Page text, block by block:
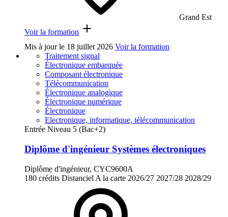
Grand Est
Voir la formation
Mis à jour le 18 juillet 2026 Voir la formation
Traitement signal
Électronique embarquée
Composant électronique
Télécommunication
Électronique analogique
Électronique numérique
Électronique
Electronique, informatique, télécommunication
Entrée Niveau 5 (Bac+2)
Diplôme d'ingénieur Systèmes électroniques
Diplôme d'ingénieur, CYC9600A
180 crédits Distanciel A la carte 2026/27 2027/28 2028/29